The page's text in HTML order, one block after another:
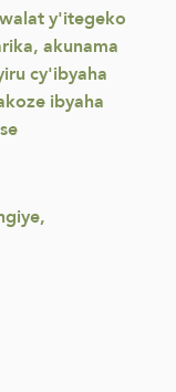
y'itegeko
akunama
cy'ibyaha
ibyaha